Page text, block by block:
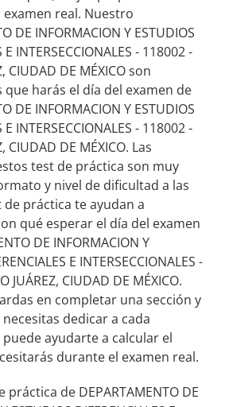
real. Nuestro
DE INFORMACION Y ESTUDIOS
E INTERSECCIONALES - 118002 -
CIUDAD DE MÉXICO son
que harás el día del examen de
DE INFORMACION Y ESTUDIOS
E INTERSECCIONALES - 118002 -
CIUDAD DE MÉXICO. Las
test de práctica son muy
y nivel de dificultad a las
de práctica te ayudan a
qué esperar el día del examen
DE INFORMACION Y
E INTERSECCIONALES -
JUÁREZ, CIUDAD DE MÉXICO.
en completar una sección y
dedicar a cada
ayudarte a calcular el
durante el examen real.
de DEPARTAMENTO DE